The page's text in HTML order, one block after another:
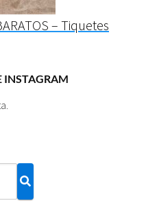
– Tiquetes
INSTAGRAM